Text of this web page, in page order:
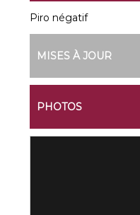
Piro négatif
MISES À JOUR
PHOTOS